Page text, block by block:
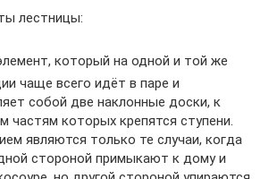
лестницы:
который на одной и той же
чаще всего идёт в паре и
собой две наклонные доски, к
частям которых крепятся ступени.
являются только те случаи, когда
стороной примыкают к дому и